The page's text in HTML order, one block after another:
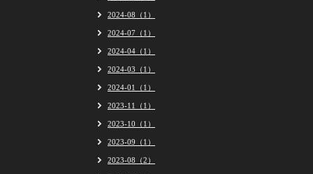
2024-08（1）
2024-07（1）
2024-04（1）
2024-03（1）
2024-01（1）
2023-11（1）
2023-10（1）
2023-09（1）
2023-08（2）